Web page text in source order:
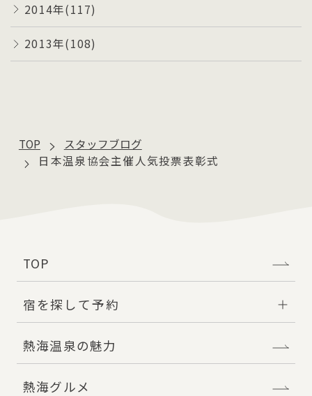
2014年(117)
2013年(108)
TOP
スタッフブログ
日本温泉協会主催人気投票表彰式
TOP
宿を探して予約
熱海温泉の魅力
熱海グルメ